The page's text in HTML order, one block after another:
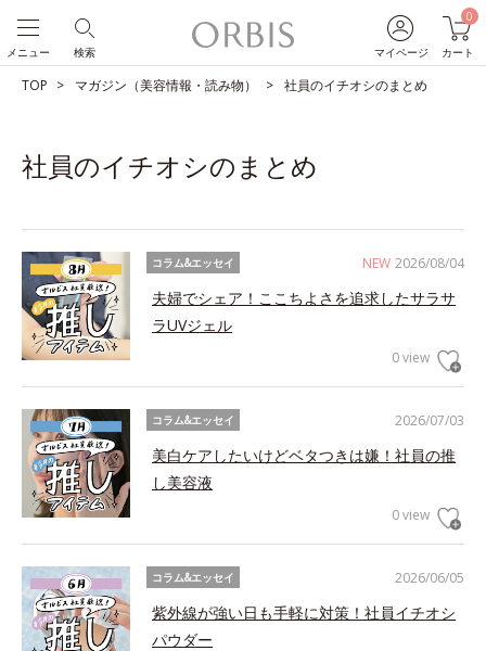
マイページ
0
カート
検索
メニュー
TOP マガジン（美容情報・読み物） 社員のイチオシのまとめ
社員のイチオシのまとめ
NEW 2026/08/04
コラム&エッセイ
夫婦でシェア！ここちよさを追求したサラサ
ラUVジェル
0 view
2026/07/03
コラム&エッセイ
美白ケアしたいけどベタつきは嫌！社員の推
し美容液
0 view
2026/06/05
コラム&エッセイ
紫外線が強い日も手軽に対策！社員イチオシ
パウダー